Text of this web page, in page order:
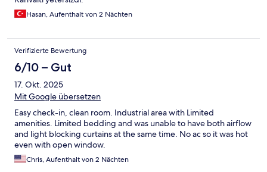
Hasan, Aufenthalt von 2 Nächten
Verifizierte Bewertung
6/10 – Gut
17. Okt. 2025
Mit Google übersetzen
Easy check-in, clean room. Industrial area with Limited
amenities. Limited bedding and was unable to have both airflow
and light blocking curtains at the same time. No ac so it was hot
even with open window.
Chris, Aufenthalt von 2 Nächten